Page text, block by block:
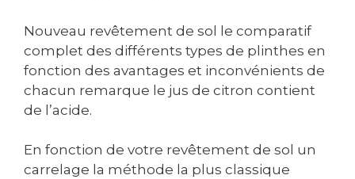
Nouveau revêtement de sol le comparatif
complet des différents types de plinthes en
fonction des avantages et inconvénients de
chacun remarque le jus de citron contient
de l’acide.
En fonction de votre revêtement de sol un
carrelage la méthode la plus classique